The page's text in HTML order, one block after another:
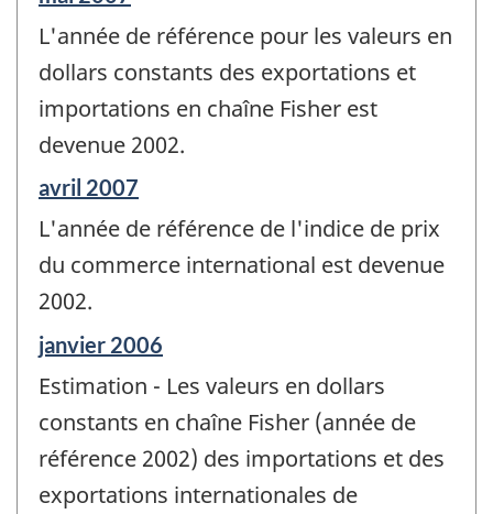
référence
de
-
L'année de référence pour les valeurs en
dollars constants des exportations et
importations en chaîne Fisher est
devenue 2002.
Période
référence
de
-
avril 2007
L'année de référence de l'indice de prix
du commerce international est devenue
2002.
Période
référence
de
-
janvier 2006
Estimation - Les valeurs en dollars
constants en chaîne Fisher (année de
référence 2002) des importations et des
exportations internationales de